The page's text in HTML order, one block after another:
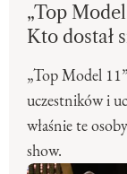
„Top
Kto dostał
„Top Model
uczestników i
właśnie te
show.